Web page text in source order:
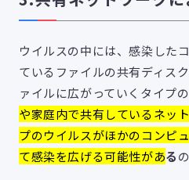
ウイルスの中には、感染した
ているファイルの共有ディス
ァイルに広がっていくタイプ
や家庭内で共有しているネッ
プのウイルスがほかのコンピ
て感染を広げる可能性がある